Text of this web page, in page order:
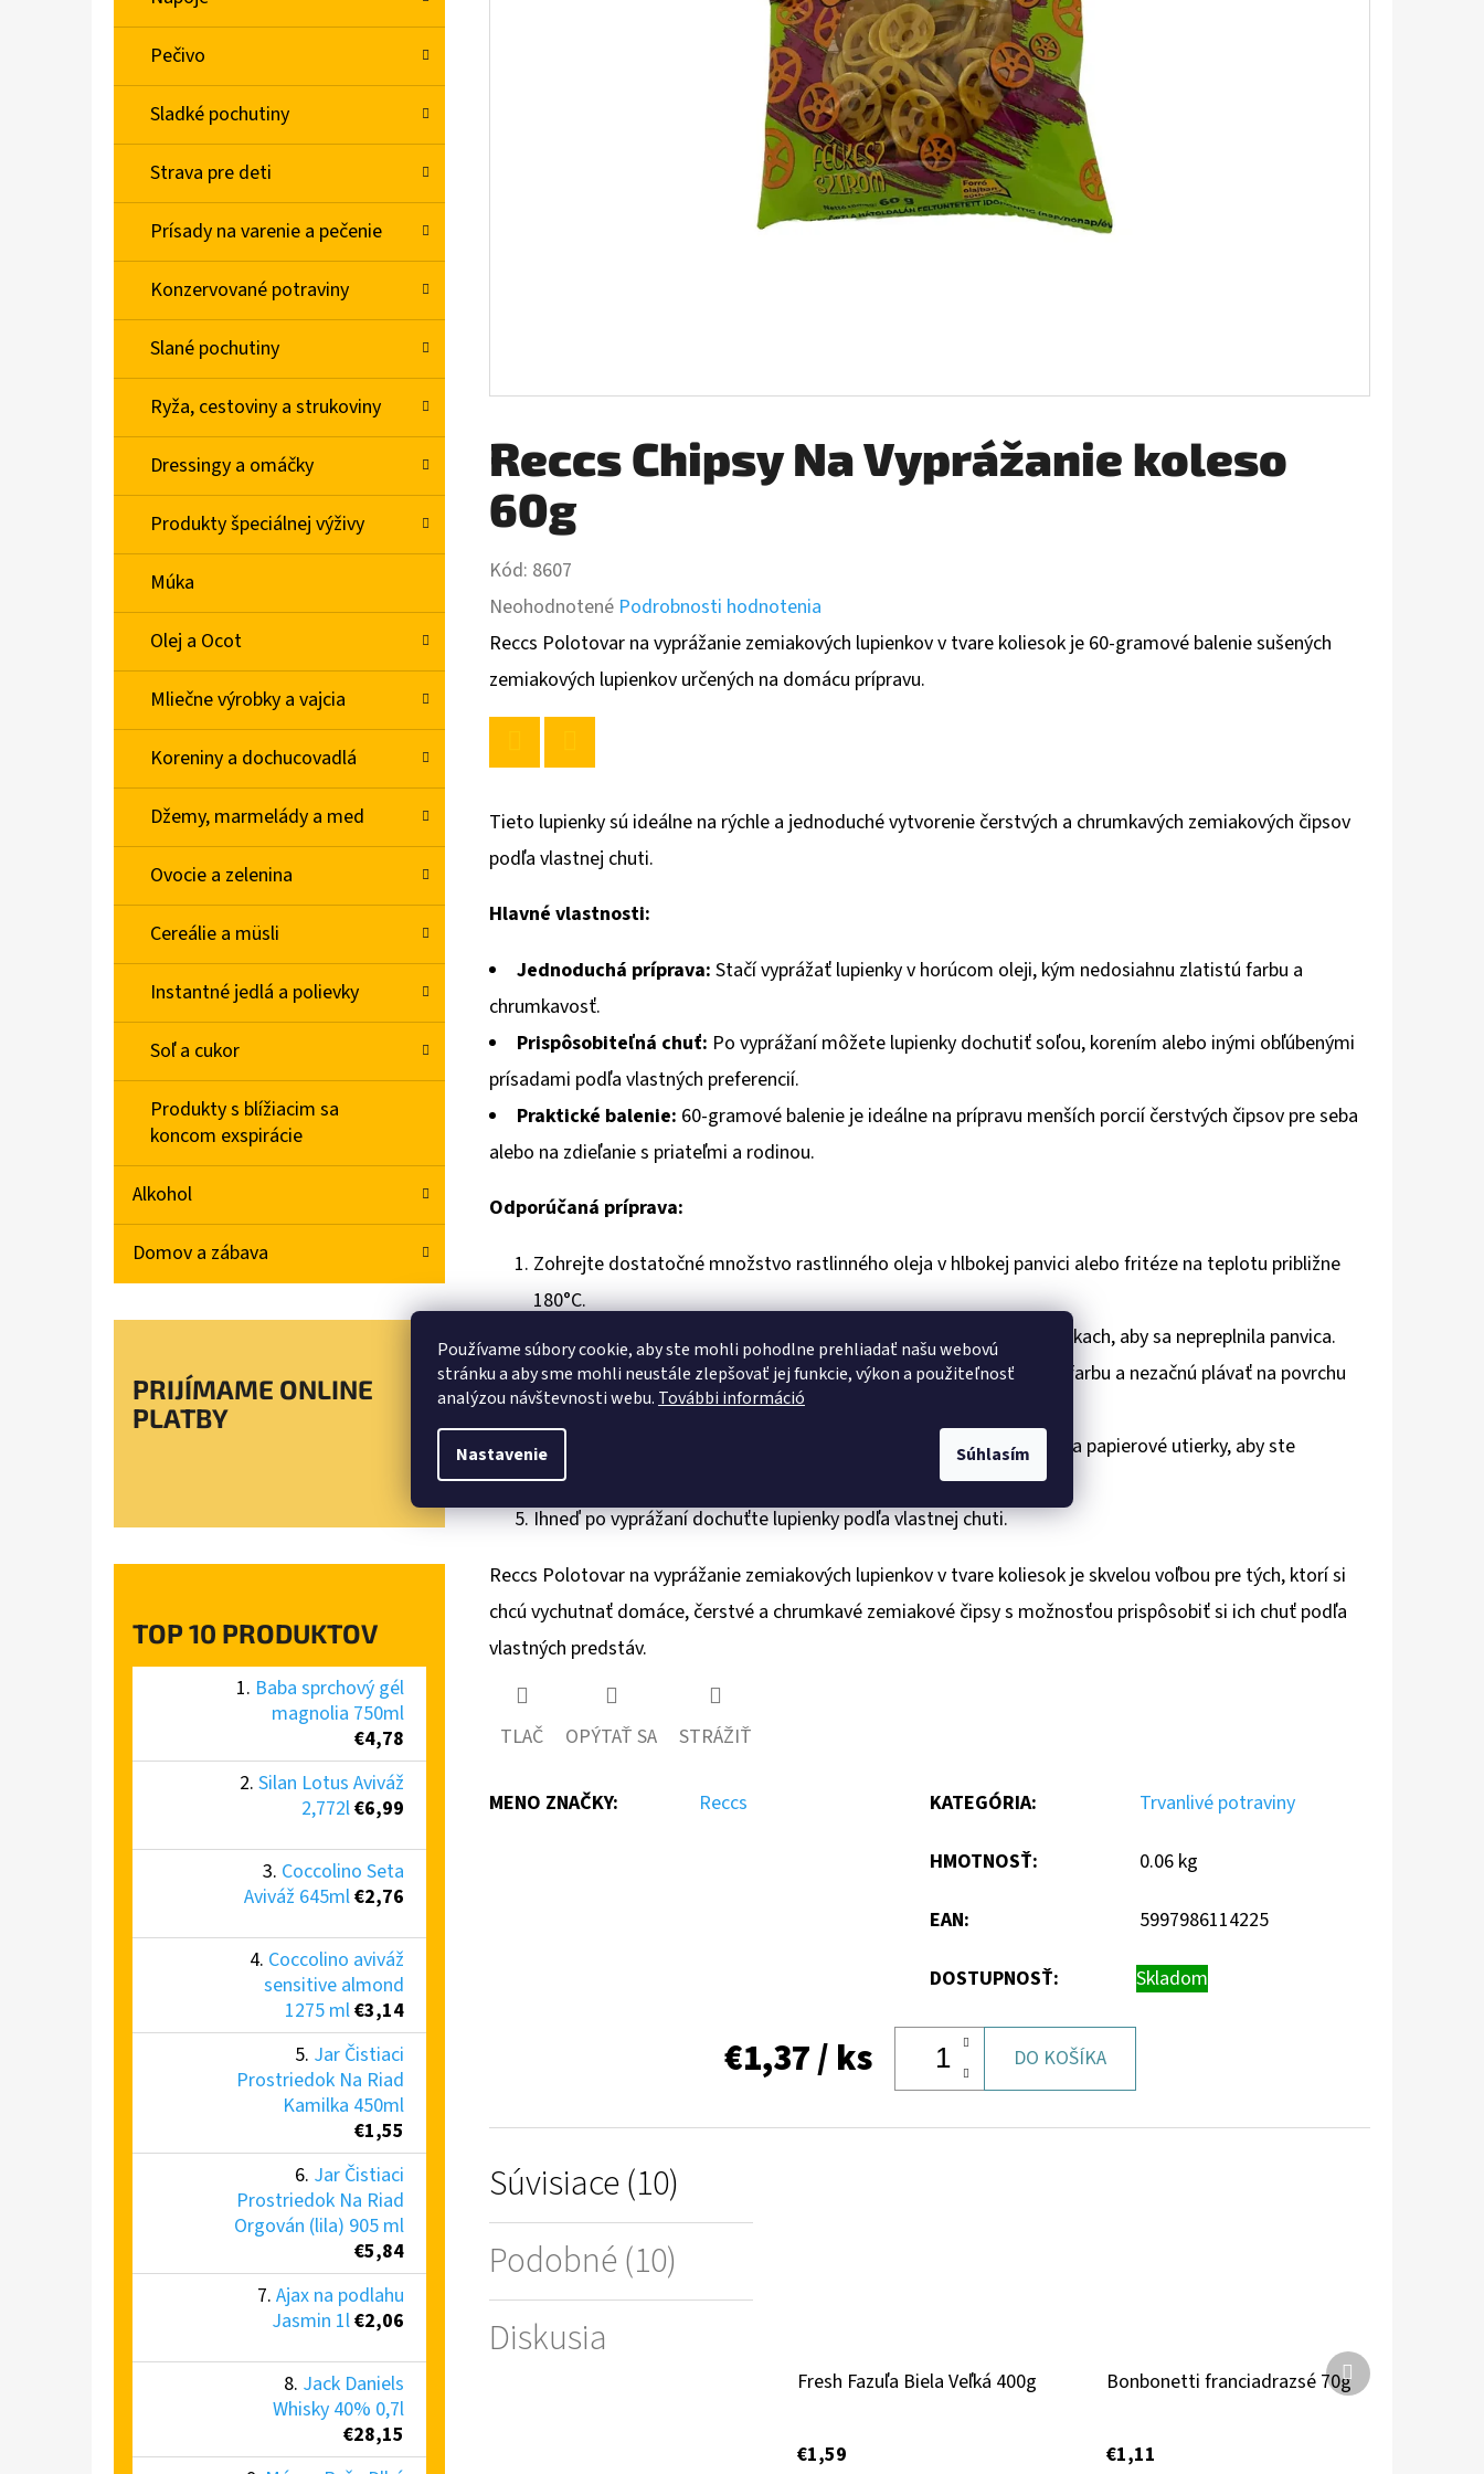
Používame súbory cookie, aby ste mohli pohodlne prehliadať našu webovú
stránku a aby sme mohli neustále zlepšovať jej funkcie, výkon a použiteľnosť
analýzou návštevnosti webu. További információ
Nastavenie Súhlasím
Pečivo
Sladké pochutiny
Strava pre deti
Prísady na varenie a pečenie
Konzervované potraviny
Slané pochutiny
Ryža, cestoviny a strukoviny
Dressingy a omáčky
Produkty špeciálnej výživy
Múka
Olej a Ocot
Mliečne výrobky a vajcia
Koreniny a dochucovadlá
Džemy, marmelády a med
Ovocie a zelenina
Cereálie a müsli
Instantné jedlá a polievky
Soľ a cukor
Produkty s blížiacim sa
koncom exspirácie
Alkohol
Domov a zábava
PRIJÍMAME ONLINE
PLATBY
TOP 10 PRODUKTOV
Baba sprchový gél
magnolia 750ml
€4,78
Silan Lotus Aviváž
2,772l€6,99
Coccolino Seta
Aviváž 645ml€2,76
Coccolino aviváž
sensitive almond
1275 ml€3,14
Jar Čistiaci
Prostriedok Na Riad
Kamilka 450ml
€1,55
Jar Čistiaci
Prostriedok Na Riad
Orgován (lila) 905 ml
€5,84
Ajax na podlahu
Jasmin 1l€2,06
Jack Daniels
Whisky 40% 0,7l
€28,15
Reccs Chipsy Na Vyprážanie koleso
60g
Kód: 8607
Priemerné
hodnotenie
produktu
je
5
hviezdičiek.
Neohodnotené Podrobnosti hodnotenia
Reccs Polotovar na vyprážanie zemiakových lupienkov v tvare koliesok je 60-gramové balenie sušených
zemiakových lupienkov určených na domácu prípravu.
Tieto lupienky sú ideálne na rýchle a jednoduché vytvorenie čerstvých a chrumkavých zemiakových čipsov
podľa vlastnej chuti.
Hlavné vlastnosti:
Jednoduchá príprava: Stačí vyprážať lupienky v horúcom oleji, kým nedosiahnu zlatistú farbu a
chrumkavosť.
Prispôsobiteľná chuť: Po vyprážaní môžete lupienky dochutiť soľou, korením alebo inými obľúbenými
prísadami podľa vlastných preferencií.
Praktické balenie: 60-gramové balenie je ideálne na prípravu menších porcií čerstvých čipsov pre seba
alebo na zdieľanie s priateľmi a rodinou.
Odporúčaná príprava:
Zohrejte dostatočné množstvo rastlinného oleja v hlbokej panvici alebo fritéze na teplotu približne
180°C.
Vložte sušené zemiakové lupienky do horúceho oleja v malých dávkach, aby sa nepreplnila panvica.
Vyprážajte lupienky približne 1-2 minúty, kým nedosiahnu zlatistú farbu a nezačnú plávať na povrchu
oleja.
Pomocou dierovanej lyžice vyberte lupienky z oleja a položte ich na papierové utierky, aby ste
odstránili prebytočný olej.
Ihneď po vyprážaní dochuťte lupienky podľa vlastnej chuti.
Reccs Polotovar na vyprážanie zemiakových lupienkov v tvare koliesok je skvelou voľbou pre tých, ktorí si
chcú vychutnať domáce, čerstvé a chrumkavé zemiakové čipsy s možnosťou prispôsobiť si ich chuť podľa
vlastných predstáv.
TLAČ OPÝTAŤ SA STRÁŽIŤ
MENO ZNAČKY: Reccs KATEGÓRIA: Trvanlivé potraviny
HMOTNOSŤ: 0.06 kg
EAN: 5997986114225
DOSTUPNOSŤ: Skladom
€1,37/ ks DO KOŠÍKA
Súvisiace (10)
Podobné (10)
Diskusia
Fresh Fazuľa Biela Veľká 400g
€1,59
Bonbonetti franciadrazsé 70g
€1,11
Ďalší
produkt
€4,78
COCCOLINO SETA AVIVÁŽ 645ML
€2,76
Pôvodne:€3,25